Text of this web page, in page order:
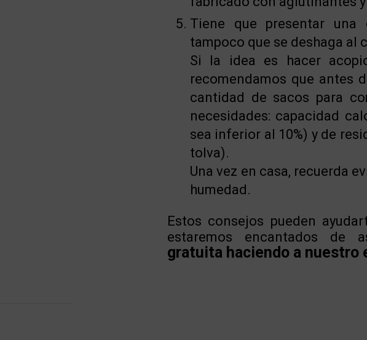
Tiene que presentar una
tampoco que se deshaga
Si la idea es hacer
recomendamos que antes
cantidad de sacos para
necesidades: capacidad
sea inferior al 10%) y de
tolva).
Una vez en casa, recuerda
humedad.
Estos consejos pueden
estaremos encantados de
gratuita haciendo a nuestro